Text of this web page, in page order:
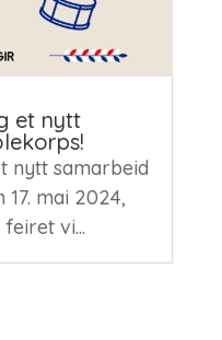
et nytt
nytt samarbeid
mai 2024,
vi...